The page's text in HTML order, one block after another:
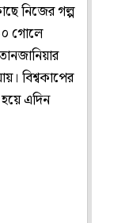
নিজের গল্প
০ গোলে
বিশ্বকাপের
এদিন